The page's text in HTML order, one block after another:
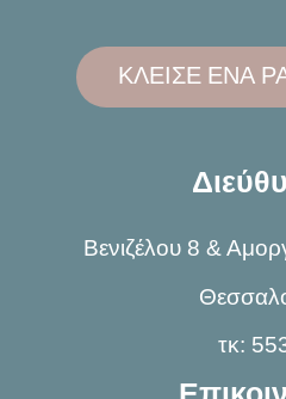
ΚΛΕΙΣΕ ΕΝΑ
Βενιζέλου 8 &
τκ: